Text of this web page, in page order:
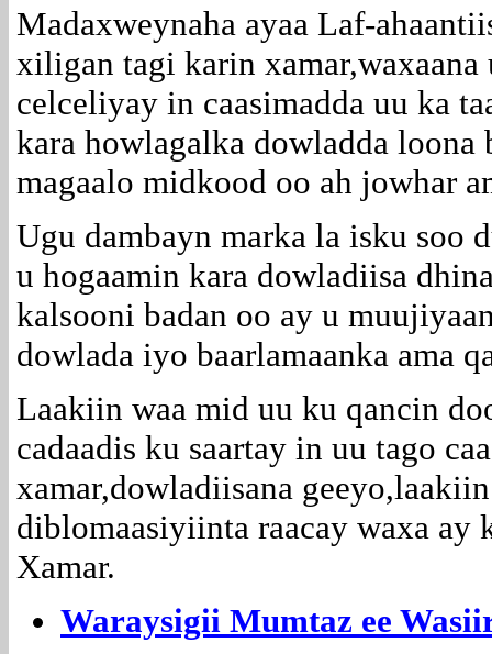
Madaxweynaha ayaa Laf-
xiligan tagi karin
celceliyay in caasimadda uu ka
kara howlagalka dowladda
magaalo midkood oo ah jowhar
Ugu dambayn marka la isku soo
u hogaamin kara dowladiisa
kalsooni badan oo ay u
dowlada iyo baarlamaanka ama
Laakiin waa mid uu ku qancin
cadaadis ku saartay in uu tago
xamar,dowladiisana
diblomaasiyiinta raacay waxa ay
Xamar.
Waraysigii Mumtaz ee